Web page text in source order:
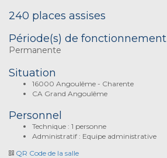
240 places assises
Période(s) de fonctionnement
Permanente
Situation
16000 Angoulême - Charente
CA Grand Angoulême
Personnel
Technique : 1 personne
Administratif : Equipe administrative
QR Code de la salle